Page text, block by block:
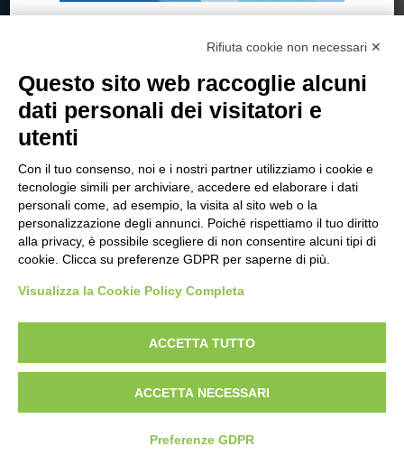
Strada Statale 231 Alba-Bra
Borgo San Martino 44, 12060 Pocapaglia CN
Tel:0172-478161
Fax: 0172-487399
info@bogliano.it
Privacy Policy
Modifica preferenze cookie
credits
Rifiuta cookie non necessari ✕
Questo sito web raccoglie alcuni
dati personali dei visitatori e
utenti
Con il tuo consenso, noi e i nostri partner utilizziamo i cookie e
tecnologie simili per archiviare, accedere ed elaborare i dati
personali come, ad esempio, la visita al sito web o la
personalizzazione degli annunci. Poiché rispettiamo il tuo diritto
alla privacy, è possibile scegliere di non consentire alcuni tipi di
cookie. Clicca su preferenze GDPR per saperne di più.
Visualizza la Cookie Policy Completa
ACCETTA TUTTO
ACCETTA NECESSARI
Preferenze GDPR